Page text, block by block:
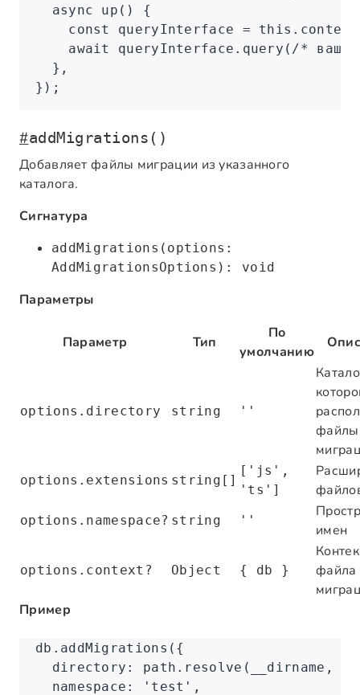
  async
up () {
    const
queryInterface = this . context
    await
queryInterface .query ( /* ваши
  }
,
});
#addMigrations()
Добавляет файлы миграции из указанного
каталога.
Сигнатура
addMigrations(options:
AddMigrationsOptions): void
Параметры
Параметр Тип
По
умолчанию
options.directory string ''
файлы
options.extensions string[]
['js',
'ts']
options.namespace? string ''
имен
options.context? Object { db }
файла
Пример
db .addMigrations ({
  directory
: path .resolve (__dirname ,
  namespace
: 'test' ,